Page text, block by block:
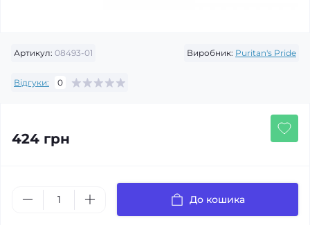
Артикул: 08493-01 Виробник: Puritan's Pride
Відгуки: 0
424 грн
До кошика